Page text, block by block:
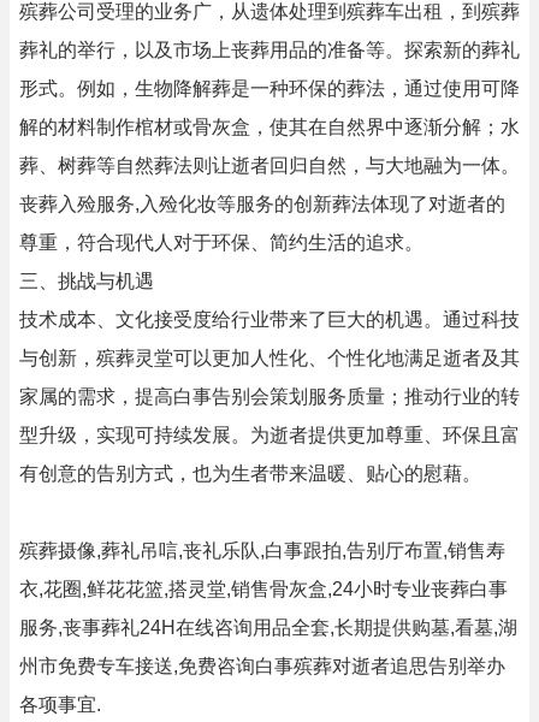
殡葬公司受理的业务广，从遗体处理到殡葬车出租，到殡葬
葬礼的举行，以及市场上丧葬用品的准备等。探索新的葬礼
形式。例如，生物降解葬是一种环保的葬法，通过使用可降
解的材料制作棺材或骨灰盒，使其在自然界中逐渐分解；水
葬、树葬等自然葬法则让逝者回归自然，与大地融为一体。
丧葬入殓服务,入殓化妆等服务的创新葬法体现了对逝者的
尊重，符合现代人对于环保、简约生活的追求。
三、挑战与机遇
技术成本、文化接受度给行业带来了巨大的机遇。通过科技
与创新，殡葬灵堂可以更加人性化、个性化地满足逝者及其
家属的需求，提高白事告别会策划服务质量；推动行业的转
型升级，实现可持续发展。为逝者提供更加尊重、环保且富
有创意的告别方式，也为生者带来温暖、贴心的慰藉。
殡葬摄像,葬礼吊唁,丧礼乐队,白事跟拍,告别厅布置,销售寿
衣,花圈,鲜花花篮,搭灵堂,销售骨灰盒,24小时专业丧葬白事
服务,丧事葬礼24H在线咨询用品全套,长期提供购墓,看墓,湖
州市免费专车接送,免费咨询白事殡葬对逝者追思告别举办
各项事宜.